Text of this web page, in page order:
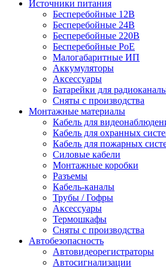
Источники питания
Бесперебойные 12В
Бесперебойные 24В
Бесперебойные 220В
Бесперебойные PoE
Малогабаритные ИП
Аккумуляторы
Аксессуары
Батарейки для
Сняты с производства
Монтажные материалы
Кабель для
Кабель для охранных
Кабель для пожарных
Силовые кабели
Монтажные коробки
Разъемы
Кабель-каналы
Трубы / Гофры
Аксессуары
Термошкафы
Сняты с производства
Автобезопасность
Автовидеорегистраторы
Автосигнализации